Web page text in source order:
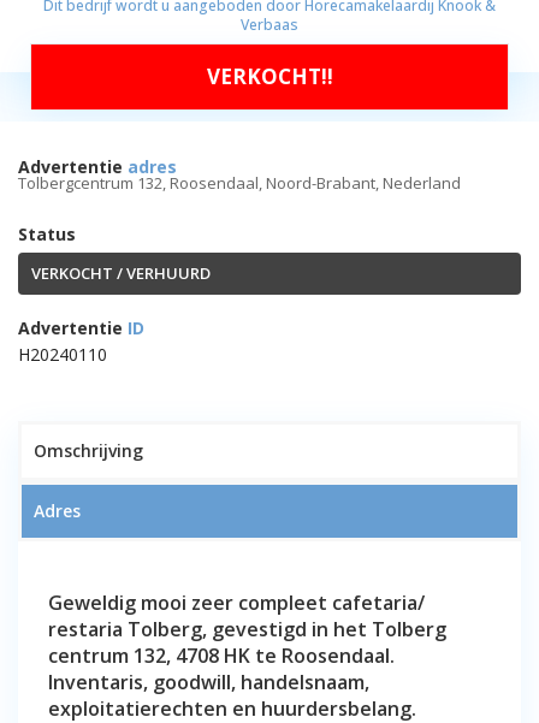
Dit bedrijf wordt u aangeboden doorHorecamakelaardij Knook &
Verbaas
VERKOCHT!!
Advertentie adres
Tolbergcentrum 132, Roosendaal, Noord-Brabant, Nederland
Status
VERKOCHT / VERHUURD
Advertentie ID
H20240110
Tolberg – Tolbergcentrum 132 te
Roosendaal
Omschrijving
Adres
Geweldig mooi zeer compleet cafetaria/
restaria Tolberg, gevestigd in het Tolberg
centrum 132, 4708 HK te Roosendaal.
Inventaris, goodwill, handelsnaam,
exploitatierechten en huurdersbelang.